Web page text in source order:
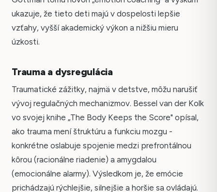
ukazuje, že tieto deti majú v dospelosti lepšie
vzťahy, vyšší akademický výkon a nižšiu mieru
úzkosti.
Trauma a dysregulácia
Traumatické zážitky, najmä v detstve, môžu narušiť
vývoj regulačných mechanizmov. Bessel van der Kolk
vo svojej knihe „The Body Keeps the Score" opísal,
ako trauma mení štruktúru a funkciu mozgu -
konkrétne oslabuje spojenie medzi prefrontálnou
kôrou (racionálne riadenie) a amygdalou
(emocionálne alarmy). Výsledkom je, že emócie
prichádzajú rýchlejšie, silnejšie a horšie sa ovládajú.